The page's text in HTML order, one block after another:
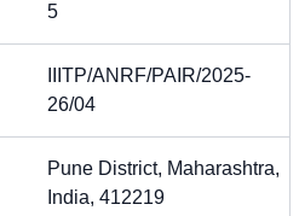
5
IIITP/ANRF/PAIR/2025-
26/04
Pune District, Maharashtra,
India, 412219